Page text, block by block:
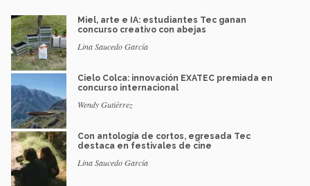
Miel, arte e IA: estudiantes Tec ganan
concurso creativo con abejas
Lina Saucedo García
Cielo Colca: innovación EXATEC premiada en
concurso internacional
Wendy Gutiérrez
Con antología de cortos, egresada Tec
destaca en festivales de cine
Lina Saucedo García